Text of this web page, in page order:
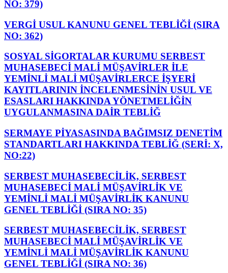
NO: 379)
VERGİ USUL KANUNU GENEL TEBLİĞİ (SIRA
NO: 362)
SOSYAL SİGORTALAR KURUMU SERBEST
MUHASEBECİ MALİ MÜŞAVİRLER İLE
YEMİNLİ MALİ MÜŞAVİRLERCE İŞYERİ
KAYITLARININ İNCELENMESİNİN USUL VE
ESASLARI HAKKINDA YÖNETMELİĞİN
UYGULANMASINA DAİR TEBLİĞ
SERMAYE PİYASASINDA BAĞIMSIZ DENETİM
STANDARTLARI HAKKINDA TEBLİĞ (SERİ: X,
NO:22)
SERBEST MUHASEBECİLİK, SERBEST
MUHASEBECİ MALİ MÜŞAVİRLİK VE
YEMİNLİ MALİ MÜŞAVİRLİK KANUNU
GENEL TEBLİĞİ (SIRA NO: 35)
SERBEST MUHASEBECİLİK, SERBEST
MUHASEBECİ MALİ MÜŞAVİRLİK VE
YEMİNLİ MALİ MÜŞAVİRLİK KANUNU
GENEL TEBLİĞİ (SIRA NO: 36)